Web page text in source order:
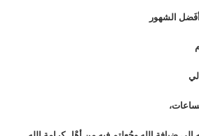
الشهور